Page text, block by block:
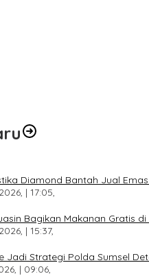
Diamond Bantah Jual
| 17:05,
Bagikan Makanan Gratis
| 15:37,
Jadi Strategi Polda Sumsel
| 09:06,